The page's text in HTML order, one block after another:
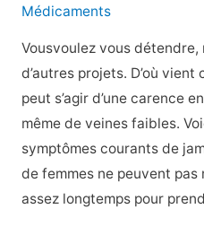
malades
:
Zika
bien
encore
Médicaments
Vousvoulez vous détendre,
d’autres projets. D’où
peut s’agir d’une carence
même de veines faibles.
symptômes courants de
de femmes ne peuvent
assez longtemps pour